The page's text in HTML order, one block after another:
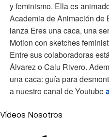
y feminismo. Ella es
Academia de Animación de
lanza Eres una caca, una
Motion con sketches
Entre sus colaboradoras
Álvarez o Calu Rivero.
una caca: guía para
a nuestro canal de Youtube
Vídeos Nosotros